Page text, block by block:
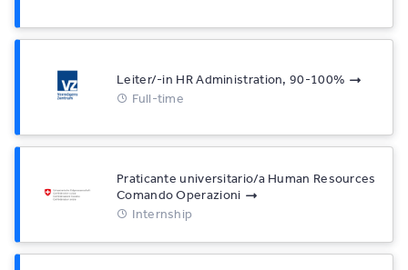
Leiter/-in HR Administration, 90-100%
Full-time
Praticante universitario/a Human Resources
Comando Operazioni
Internship